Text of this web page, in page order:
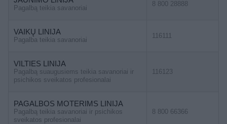
Pagalbą teikia savanoriai
8 800 28888
VAIKŲ LINIJA
Pagalba teikia savanoriai
116111
VILTIES LINIJA
Pagalbą suaugusiems teikia savanoriai ir
psichikos sveikatos profesionalai
116123
PAGALBOS MOTERIMS LINIJA
Pagalbą teikia savanoriai ir psichikos
sveikatos profesionalai
8 800 66366